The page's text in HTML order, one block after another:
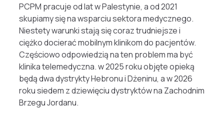
PCPM pracuje od lat w Palestynie, a od 2021
skupiamy się na wsparciu sektora medycznego.
Niestety warunki stają się coraz trudniejsze i
ciężko docierać mobilnym klinikom do pacjentów.
Częściowo odpowiedzią na ten problem ma być
klinika telemedyczna. w 2025 roku objęte opieką
będą dwa dystrykty Hebronu i Dżeninu, a w 2026
roku siedem z dziewięciu dystryktów na Zachodnim
Brzegu Jordanu.